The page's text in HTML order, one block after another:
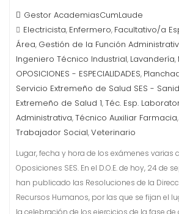
Gestor AcademiasCumLaude
Electricista, Enfermero, Facultativo/a
Área, Gestión de la Función
Ingeniero Técnico Industrial, Lavandería,
OPOSICIONES - ESPECIALIDADES,
Servicio Extremeño de Salud SES -
Extremeño de Salud 1,Téc. Esp.
Administrativa,Técnico Auxiliar Farmacia,
Trabajador Social,Veterinario
Lugar, fecha y hora de los exámenes varias
Oposiciones SES. En el D.O.E. de hoy, 24 de
han publicado las Resoluciones de la
Recursos Humanos, por las que se fijan el
la celebración de los ejercicios de la fase